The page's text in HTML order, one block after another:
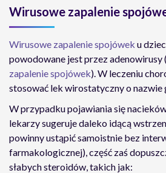
Wirusowe zapalenie
Wirusowe zapalenie spojówek u
powodowane jest przez adenowirusy (
zapalenie spojówek). W leczeniu
stosować lek wirostatyczny o nazwie
W przypadku pojawiania się
lekarzy sugeruje daleko idącą
powinny ustąpić samoistnie bez
farmakologicznej), część zaś
słabych steroidów, takich jak: